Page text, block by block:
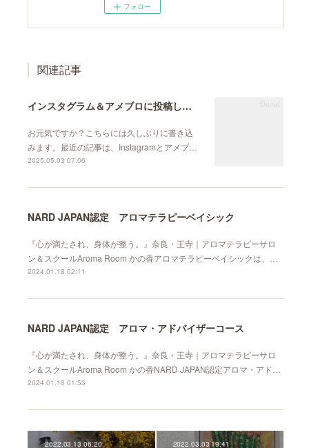
フォロー
関連記事
インスタグラム＆アメブロに投稿しています
お元気ですか？こちらには久しぶりに書き込
みます。最近の記事は、Instagramとアメブ…
2025.05.03 07:06
NARD JAPAN認定 アロマテラピーベイシック
『心が満たされ、身体が整う。』奈良・王寺｜アロマテラピーサロ
ン＆スクールAroma Room かの香アロマテラピーベイシックは、…
2024.01.18 02:11
NARD JAPAN認定 アロマ・アドバイザーコース
『心が満たされ、身体が整う。』奈良・王寺｜アロマテラピーサロ
ン＆スクールAroma Room かの香NARD JAPAN認定アロマ・アド…
2024.01.18 01:53
2022.03.13 06:20 2022.03.03 19:41